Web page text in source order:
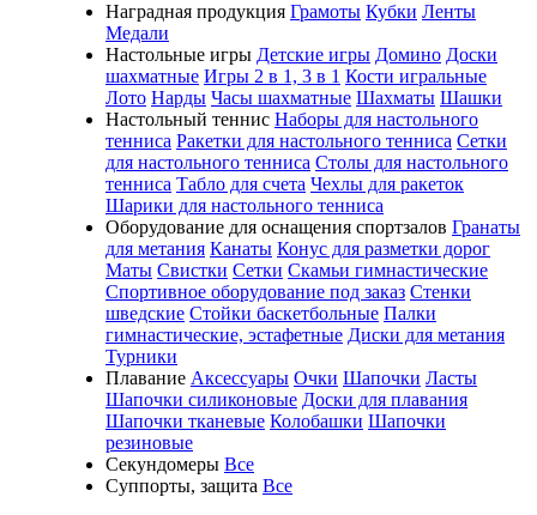
Наградная продукция Грамоты Кубки Ленты
Медали
Настольные игры Детские игры Домино Доски
шахматные Игры 2 в 1, 3 в 1 Кости игральные
Лото Нарды Часы шахматные Шахматы Шашки
Настольный теннис Наборы для настольного
тенниса Ракетки для настольного тенниса Сетки
для настольного тенниса Столы для настольного
тенниса Табло для счета Чехлы для ракеток
Шарики для настольного тенниса
Оборудование для оснащения спортзалов Гранаты
для метания Канаты Конус для разметки дорог
Маты Свистки Сетки Скамьи гимнастические
Спортивное оборудование под заказ Стенки
шведские Стойки баскетбольные Палки
гимнастические, эстафетные Диски для метания
Турники
Плавание Аксессуары Очки Шапочки Ласты
Шапочки силиконовые Доски для плавания
Шапочки тканевые Колобашки Шапочки
резиновые
Секундомеры Все
Суппорты, защита Все